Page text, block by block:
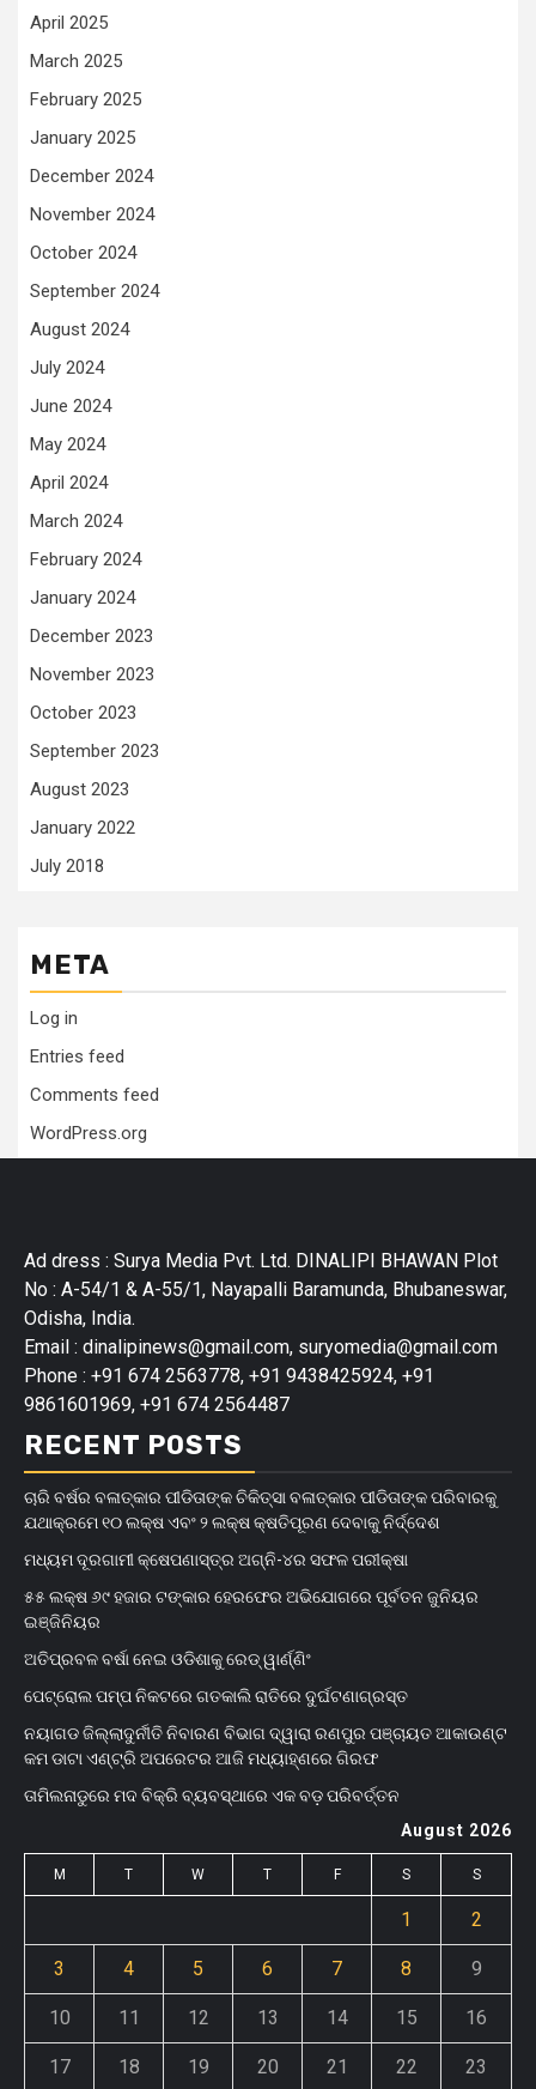
April 2025
March 2025
February 2025
January 2025
December 2024
November 2024
October 2024
September 2024
August 2024
July 2024
June 2024
May 2024
April 2024
March 2024
February 2024
January 2024
December 2023
November 2023
October 2023
September 2023
August 2023
January 2022
July 2018
META
Log in
Entries feed
Comments feed
WordPress.org
Ad dress : Surya Media Pvt. Ltd. DINALIPI BHAWAN Plot
No : A-54/1 & A-55/1, Nayapalli Baramunda, Bhubaneswar,
Odisha, India.
Email : dinalipinews@gmail.com, suryomedia@gmail.com
Phone : +91 674 2563778, +91 9438425924, +91
9861601969, +91 674 2564487
RECENT POSTS
ଚାରି ବର୍ଷର ବଳାତ୍କାର ପୀଡିତାଙ୍କ ଚିକିତ୍ସା ବଳାତ୍କାର ପୀଡିତାଙ୍କ ପରିବାରକୁ
ଯଥାକ୍ରମେ ୧୦ ଲକ୍ଷ ଏବଂ ୨ ଲକ୍ଷ କ୍ଷତିପୂରଣ ଦେବାକୁ ନିର୍ଦ୍ଦେଶ
ମଧ୍ୟମ ଦୂରଗାମୀ କ୍ଷେପଣାସ୍ତ୍ର ଅଗ୍ନି-୪ର ସଫଳ ପରୀକ୍ଷା
୫୫ ଲକ୍ଷ ୬୯ ହଜାର ଟଙ୍କାର ହେରଫେର ଅଭିଯୋଗରେ ପୂର୍ବତନ ଜୁନିୟର
ଇଞ୍ଜିନିୟର
ଅତିପ୍ରବଳ ବର୍ଷା ନେଇ ଓଡିଶାକୁ ରେଡ୍ ୱାର୍ଣ୍ଣିଂ
ପେଟ୍ରୋଲ ପମ୍ପ ନିକଟରେ ଗତକାଲି ରାତିରେ ଦୁର୍ଘଟଣାଗ୍ରସ୍ତ
ନୟାଗଡ ଜିଲ୍ଲାଦୁର୍ନୀତି ନିବାରଣ ବିଭାଗ ଦ୍ୱାରା ରଣପୁର ପଞ୍ଚାୟତ ଆକାଉଣ୍ଟ
କମ ଡାଟା ଏଣ୍ଟ୍ରି ଅପରେଟର ଆଜି ମଧ୍ୟାହ୍‌ଣରେ ଗିରଫ
ତାମିଲନାଡୁରେ ମଦ ବିକ୍ରି ବ୍ୟବସ୍ଥାରେ ଏକ ବଡ଼ ପରିବର୍ତ୍ତନ
August 2026
M T W T F S S
1 2
3 4 5 6 7 8 9
10 11 12 13 14 15 16
17 18 19 20 21 22 23